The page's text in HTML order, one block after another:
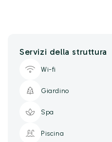
Servizi della struttura
Wi-fi
Giardino
Spa
Piscina